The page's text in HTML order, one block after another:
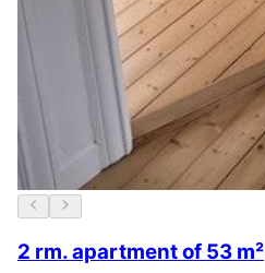
2 rm. apartment of 53 m²